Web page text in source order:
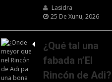
Lasidra
25 De Xunu, 2026
¿Qué tal una
fabada n’El
Rincón de Adi?